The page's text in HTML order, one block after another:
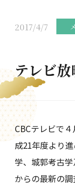
2017/4/7
テレビ放
CBCテレビで
成21年度より
学、城郭考古
からの最新の調